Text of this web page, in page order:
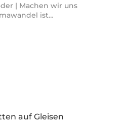
| Machen wir uns
ist…